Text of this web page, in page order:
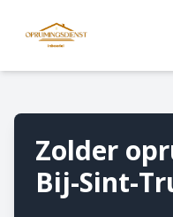
Zolder
Bij-Sint-